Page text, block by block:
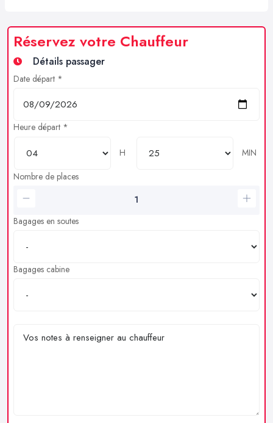
Réservez votre Chauffeur
Détails passager
Date départ *
Heure départ *
H
MIN
Nombre de places
Bagages en soutes
Bagages cabine